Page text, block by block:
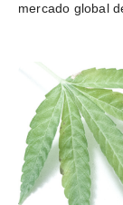
mercado global